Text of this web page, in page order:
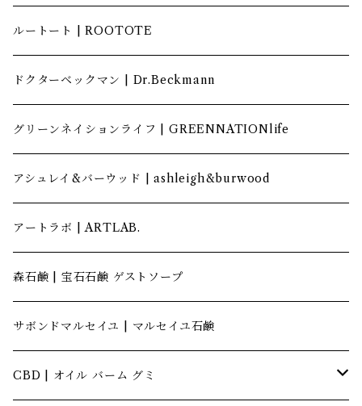
ルートート | ROOTOTE
ドクターベックマン | Dr.Beckmann
グリーンネイションライフ | GREENNATIONlife
アシュレイ&バーウッド | ashleigh&burwood
アートラボ | ARTLAB.
森石鹸 | 宝石石鹸 ゲストソープ
サボンドマルセイユ | マルセイユ石鹸
CBD | オイル バーム グミ